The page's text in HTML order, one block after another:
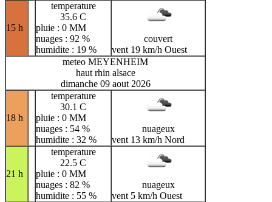
15 h
temperature
35.6 C
pluie : 0 MM
nuages : 92 %
humidite : 19 %
couvert
vent 19 km/h Ouest
meteo MEYENHEIM
haut rhin alsace
dimanche 09 aout 2026
18 h
temperature
30.1 C
pluie : 0 MM
nuages : 54 %
humidite : 32 %
nuageux
vent 13 km/h Nord
21 h
temperature
22.5 C
pluie : 0 MM
nuages : 82 %
humidite : 55 %
nuageux
vent 5 km/h Ouest